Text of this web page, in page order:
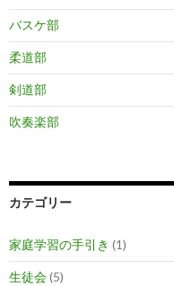
バスケ部
柔道部
剣道部
吹奏楽部
カテゴリー
家庭学習の手引き (1)
生徒会(5)